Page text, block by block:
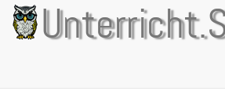
Direkt
zum
Inhalt